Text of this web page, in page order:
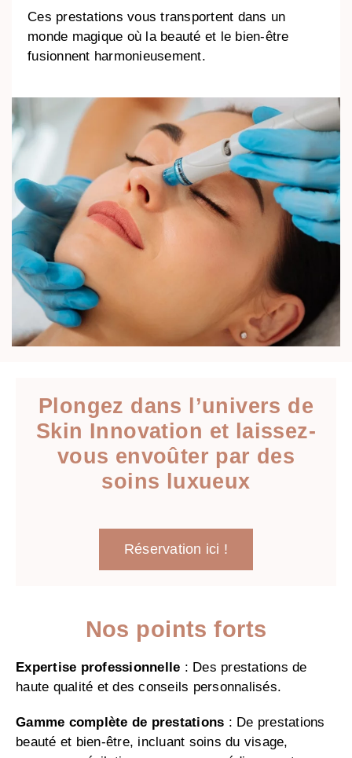
Ces prestations vous transportent dans un
monde magique où la beauté et le bien-être
fusionnent harmonieusement.
Plongez dans l’univers de
Skin Innovation et laissez-
vous envoûter par des
soins luxueux
Réservation ici !
Nos points forts
Expertise professionnelle : Des prestations de
haute qualité et des conseils personnalisés.
Gamme complète de prestations : De prestations
beauté et bien-être, incluant soins du visage,